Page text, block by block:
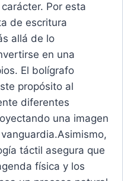
Por esta
de escritura
allá de lo
en una
El bolígrafo
propósito al
diferentes
una imagen
táctil asegura que
física y los